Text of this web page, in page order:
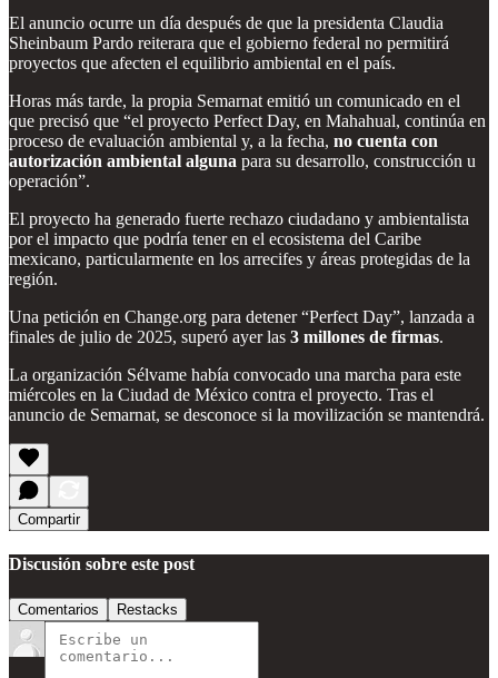
El anuncio ocurre un día después de que la presidenta Claudia
Sheinbaum Pardo reiterara que el gobierno federal no permitirá
proyectos que afecten el equilibrio ambiental en el país.
Horas más tarde, la propia Semarnat emitió un comunicado en el
que precisó que “el proyecto Perfect Day, en Mahahual, continúa en
proceso de evaluación ambiental y, a la fecha, no cuenta con
autorización ambiental alguna para su desarrollo, construcción u
operación”.
El proyecto ha generado fuerte rechazo ciudadano y ambientalista
por el impacto que podría tener en el ecosistema del Caribe
mexicano, particularmente en los arrecifes y áreas protegidas de la
región.
Una petición en Change.org para detener “Perfect Day”, lanzada a
finales de julio de 2025, superó ayer las 3 millones de firmas.
La organización Sélvame había convocado una marcha para este
miércoles en la Ciudad de México contra el proyecto. Tras el
anuncio de Semarnat, se desconoce si la movilización se mantendrá.
Compartir
Discusión sobre este post
Comentarios Restacks